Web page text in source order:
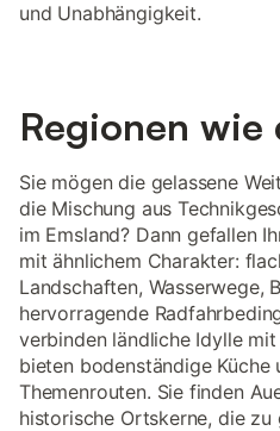
und Unabhängigkeit.
Regionen wie
Sie mögen die gelassene
die Mischung aus
im Emsland? Dann gefallen
mit ähnlichem Charakter:
Landschaften, Wasserwege,
hervorragende
verbinden ländliche Idylle
bieten bodenständige Küche
Themenrouten. Sie finden
historische Ortskerne, die zu